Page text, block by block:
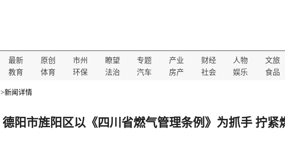
最新 原创 市州 瞭望 专题 产业 财经 人物 文旅
教育 体育 环保 法治 汽车 房产 社会 娱乐 食品
>新闻详情
德阳市旌阳区以《四川省燃气管理条例》为抓手 拧紧